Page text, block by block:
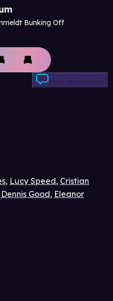
Bunking Off
Skriv anmeldelse
, Lucy Speed, Cristian
Dennis Good, Eleanor